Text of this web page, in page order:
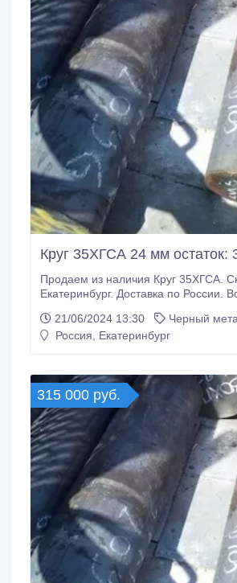
Круг 35ХГСА 24 мм остаток:
Продаем из наличия Круг 35ХГСА.
Екатеринбург. Доставка по России.
мм, остаток: 3, 4 т , 125000 руб. с НДС * Еще из
наличия: * Круг 35ХГСА 25 мм, остаток: 9, 28 т, цена:
21/06/2024 13:30
Черный
Россия, Екатеринбург
315 000 руб.